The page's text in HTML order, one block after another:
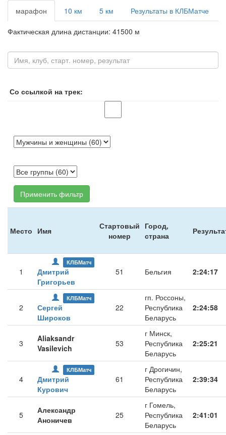
марафон 10 км 5 км Результаты в КЛБМатче
Фактическая длина дистанции: 41500 м
Со ссылкой на трек:
Применить фильтр
Место Имя
Стартовый
номер
Город,
страна
1
КЛБМатч
Дмитрий
Григорьев
51 Бельгия 2:24:17
2
КЛБМатч
Сергей
Широков
22
гп. Россоны,
Республика
Беларусь
2:24:58
3
Aliaksandr
Vasilevich
53
г Минск,
Республика
Беларусь
2:25:21
4
КЛБМатч
Дмитрий
Курович
61
г Дрогичин,
Республика
Беларусь
2:39:34
5
Александр
Аноничев
25
г Гомель,
Республика
Беларусь
2:41:01